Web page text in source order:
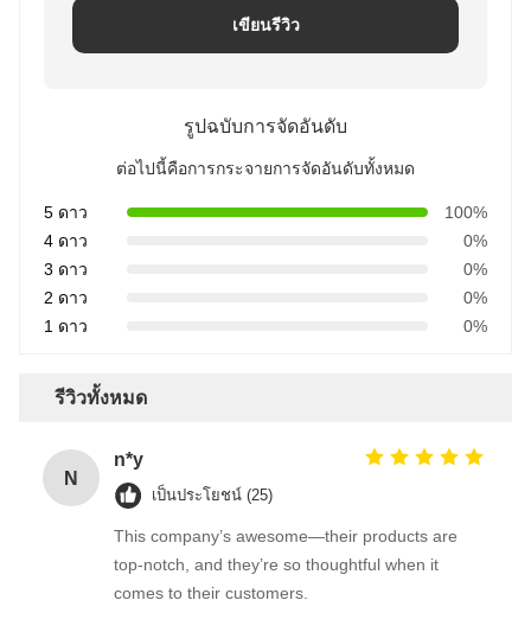
เขียนรีวิว
รูปฉบับการจัดอันดับ
ต่อไปนี้คือการกระจายการจัดอันดับทั้งหมด
5 ดาว
100%
4 ดาว
0%
3 ดาว
0%
2 ดาว
0%
1 ดาว
0%
รีวิวทั้งหมด
N
n*y
เป็นประโยชน์ (25)
This company’s awesome—their products are
top-notch, and they’re so thoughtful when it
comes to their customers.